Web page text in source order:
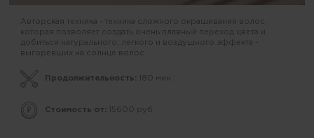
Авторская техника - техника сложного окрашивания волос,
которая позволяет создать очень плавный переход цвета и
добиться натурального, легкого и воздушного эффекта -
выгоревших на солнце волос.
Продолжительность: 180 мин.
Стоимость от: 15600 руб.